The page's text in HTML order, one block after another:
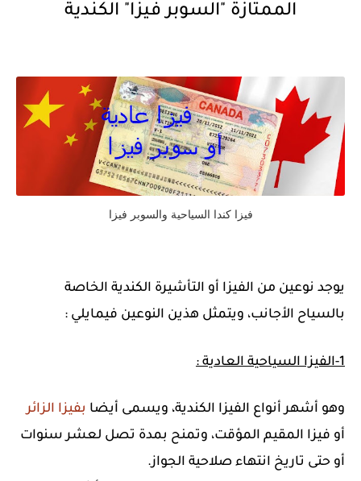
الممتازة "السوبر فيزا" الكندية
فيزا كندا السياحية والسوبر فيزا
يوجد نوعين من الفيزا أو التأشيرة الكندية الخاصة
بالسياح الأجانب، ويتمثل هذين النوعين فيمايلي :
1-الفيزا السياحية العادية :
وهو أشهر أنواع الفيزا الكندية، ويسمى أيضا بفيزا الزائر
أو فيزا المقيم المؤقت، وتمنح بمدة تصل لعشر سنوات
أو حتى تاريخ انتهاء صلاحية الجواز.